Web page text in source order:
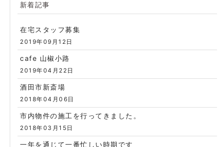
新着記事
在宅スタッフ募集
2019年09月12日
cafe 山椒小路
2019年04月22日
酒田市新斎場
2018年04月06日
市内物件の施工を行ってきました。
2018年03月15日
一年を通じて一番忙しい時期です